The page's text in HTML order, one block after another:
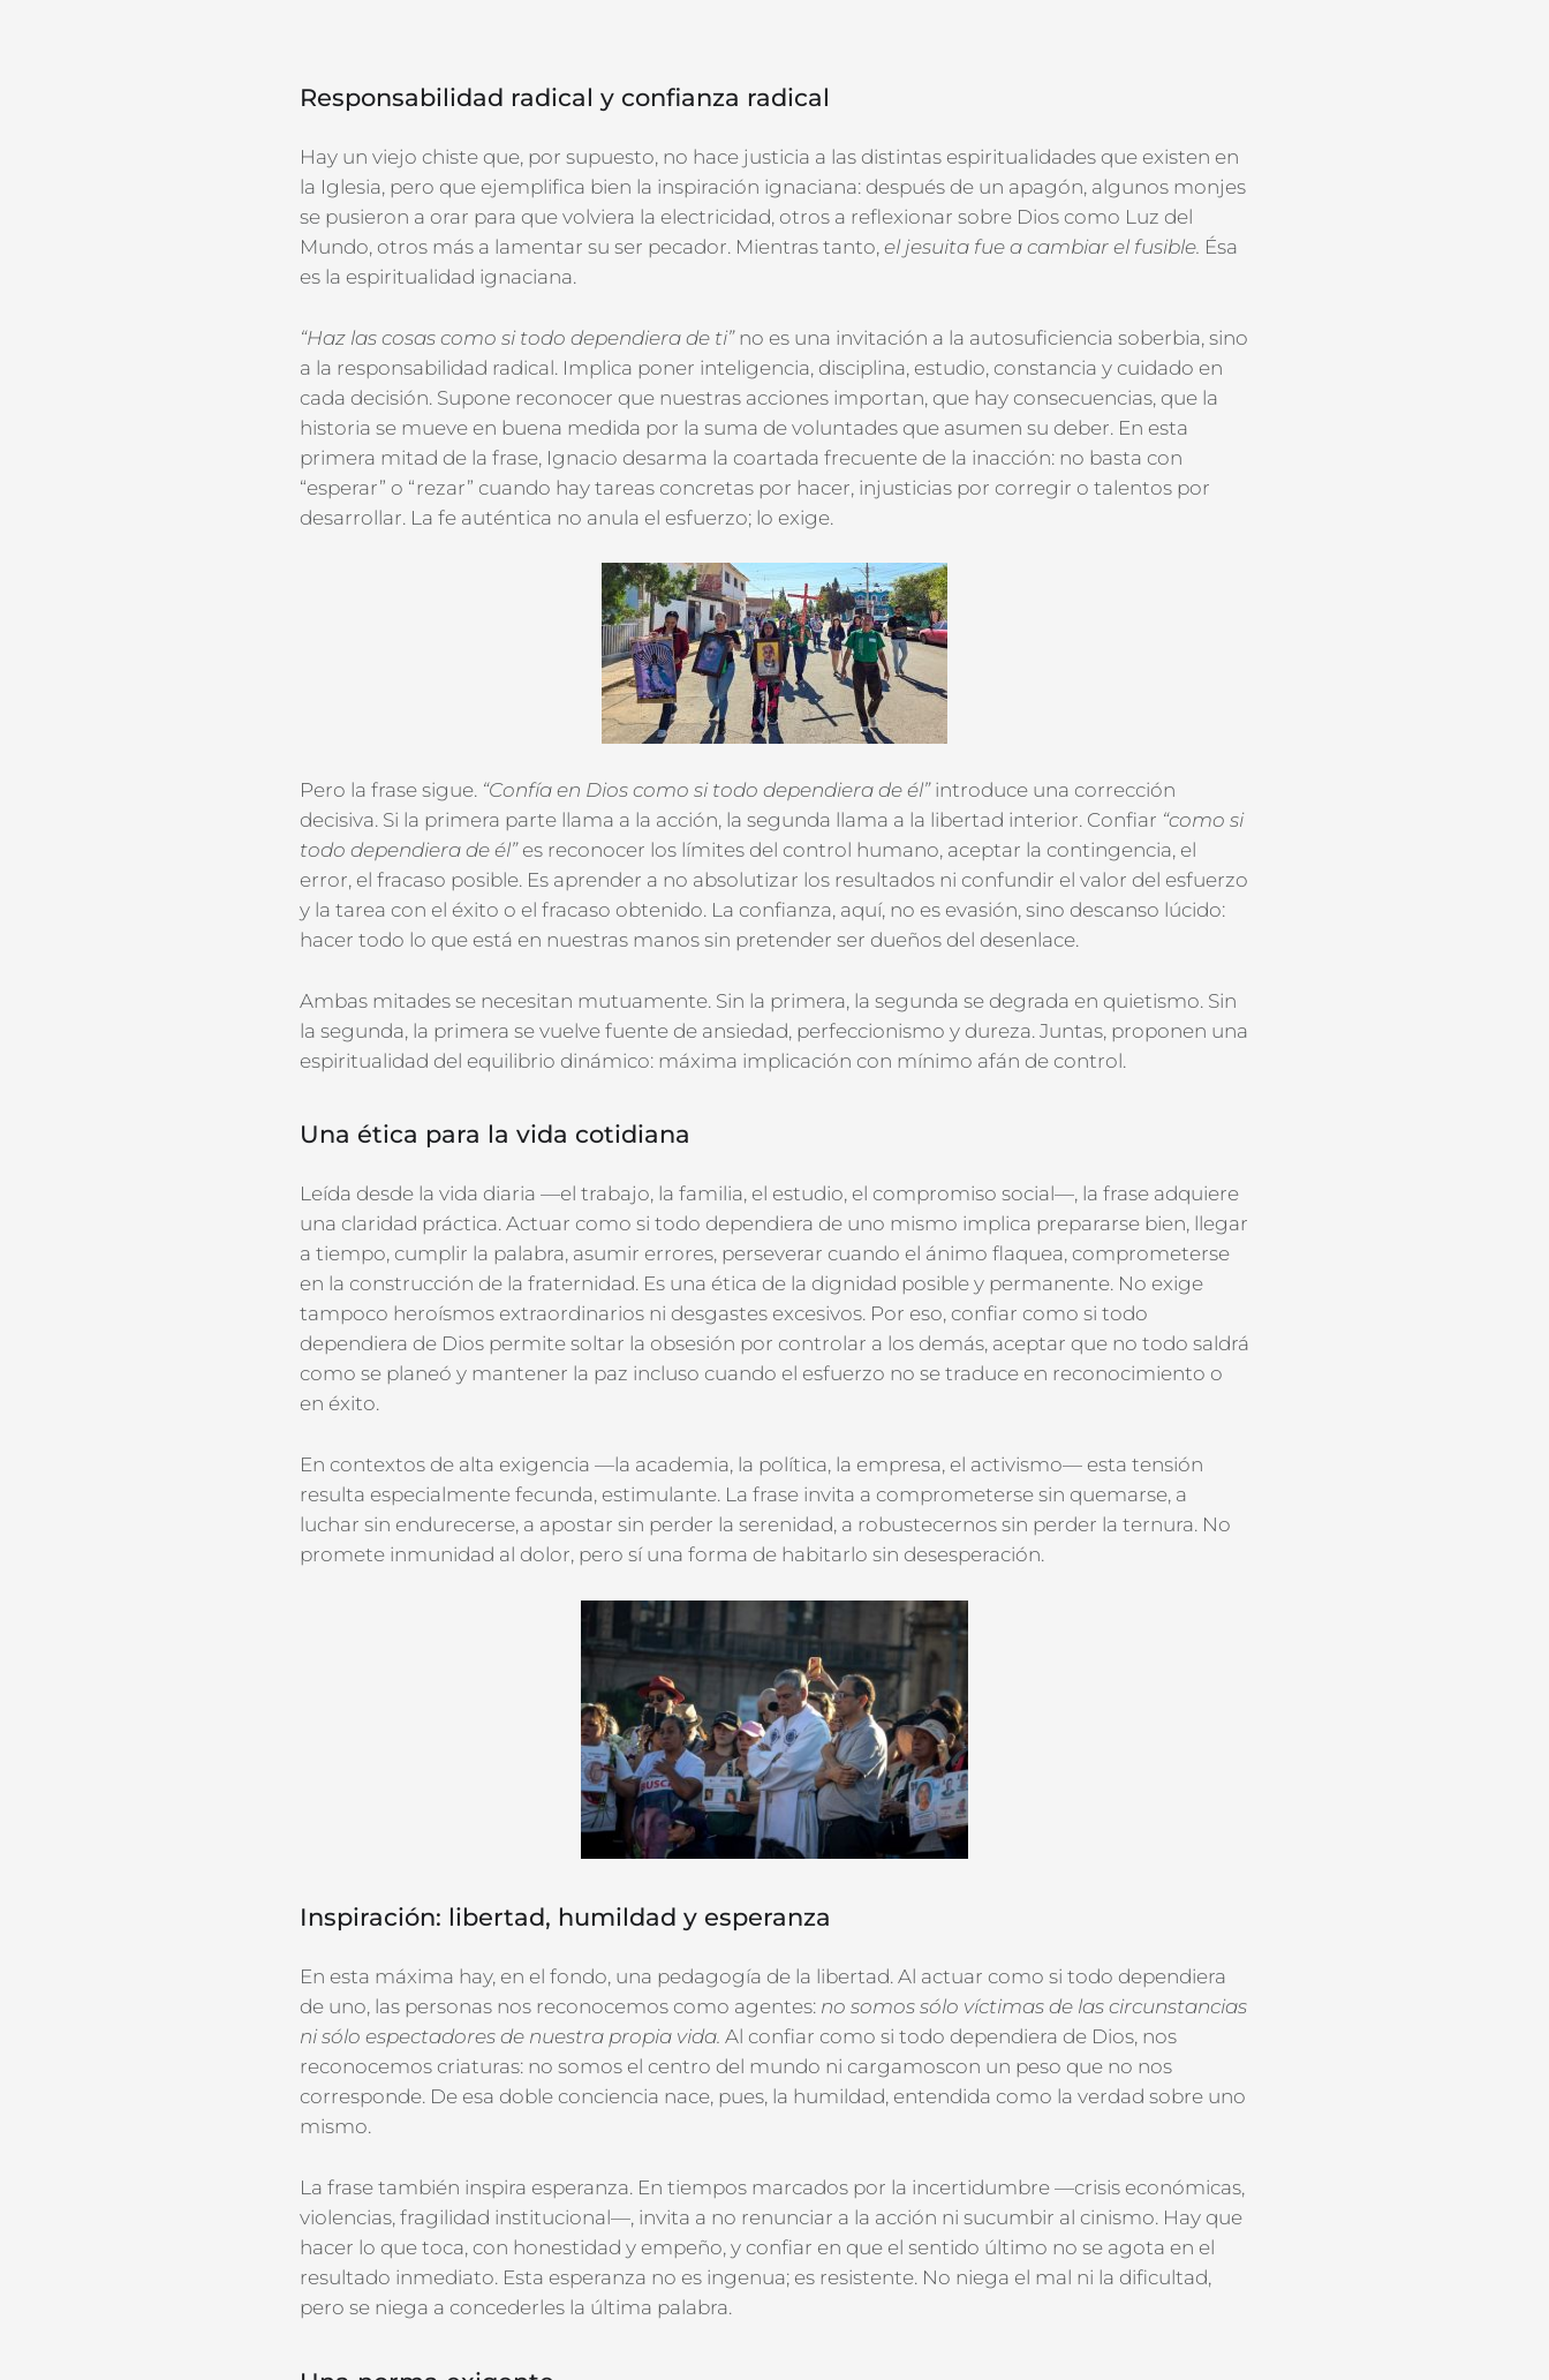
Responsabilidad radical y confianza radical
Hay un viejo chisteque, por supuesto, no hace justicia a las distintas espiritualidades que existen en
la Iglesia, pero que ejemplifica bien la inspiración ignaciana: después de un apagón, algunos monjes
se pusieron a orar para que volviera la electricidad, otros a reflexionar sobre Dios como Luz del
Mundo, otros más a lamentar su ser pecador. Mientras tanto, el jesuita fue a cambiar el fusible. Ésa
es la espiritualidad ignaciana.
“Haz las cosas como si todo dependiera de ti”no es una invitación a la autosuficiencia soberbia, sino
a la responsabilidad radical. Implica poner inteligencia, disciplina, estudio, constancia y cuidado en
cada decisión. Supone reconocer que nuestras acciones importan, que hay consecuencias, que la
historia se mueveen buena medida por la suma de voluntades que asumen su deber. En esta
primera mitad de la frase, Ignacio desarma la coartada frecuente de la inacción: no basta con
“esperar” o “rezar” cuando hay tareas concretas por hacer, injusticias por corregir o talentos por
desarrollar. La fe auténtica no anula el esfuerzo; lo exige.
Pero la frase sigue. “Confía en Dios como si todo dependiera de él”introduce una corrección
decisiva. Si la primera parte llama a la acción, la segunda llama a la libertad interior. Confiar “como si
todo dependiera de él”es reconocer los límites del control humano, aceptar la contingencia, el
error, el fracaso posible. Es aprender a no absolutizar los resultados ni confundir el valor del esfuerzo
y la tarea con el éxito o el fracaso obtenido. La confianza, aquí, no es evasión, sino descanso lúcido:
hacer todo lo que está en nuestras manos sin pretender ser dueños del desenlace.
Ambas mitades se necesitan mutuamente. Sin la primera, la segunda se degrada en quietismo. Sin
la segunda, la primera se vuelve fuente de ansiedad, perfeccionismo y dureza. Juntas, proponen una
espiritualidad del equilibrio dinámico: máxima implicación con mínimo afán de control.
Una ética para la vida cotidiana
Leída desde la vida diaria —el trabajo, la familia, el estudio, el compromiso social—, la frase adquiere
una claridad práctica. Actuar como si todo dependiera de uno mismo implica prepararse bien, llegar
a tiempo, cumplir la palabra, asumir errores, perseverar cuando el ánimo flaquea, comprometerse
en la construcción de la fraternidad. Es una ética de la dignidad posibley permanente. No exige
tampoco heroísmos extraordinarios ni desgastes excesivos.Por eso,confiar como si todo
dependiera de Dios permite soltar la obsesión por controlar a los demás, aceptar que no todo saldrá
como se planeó y mantener la paz incluso cuando el esfuerzo no se traduce en reconocimiento o
en éxito.
En contextos de alta exigencia —la academia, la política, la empresa, el activismo— esta tensión
resulta especialmente fecunda, estimulante. La frase invita a comprometerse sin quemarse, a
luchar sin endurecerse, a apostar sin perder la serenidad, a robustecernos sin perder la ternura. No
promete inmunidad al dolor, pero sí una forma de habitarlo sin desesperación.
Inspiración: libertad, humildad y esperanza
En esta máxima hay, en el fondo,una pedagogía de la libertad. Al actuar como si todo dependiera
de uno, las personas nosreconocemos como agentes: no somos sólo víctimasde lascircunstancias
nisólo espectadoresde nuestrapropia vida. Al confiar como si todo dependiera de Dios, nos
reconocemoscriaturas: no somos el centro del mundo ni cargamoscon un peso que no nos
corresponde. De esa doble conciencia nace, pues,la humildad, entendida como la verdad sobre uno
mismo.
La frase también inspira esperanza. En tiempos marcados por la incertidumbre —crisis económicas,
violencias, fragilidad institucional—, invita a no renunciar a la acción ni sucumbir al cinismo. Hay que
hacer lo que toca, con honestidad y empeño, y confiar en que el sentido último no se agota en el
resultado inmediato. Esta esperanza no es ingenua; es resistente. No niega el mal ni la dificultad,
pero se niega a concederles la última palabra.